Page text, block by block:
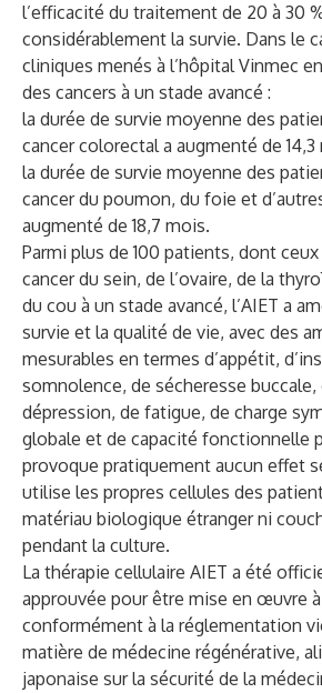
l’efficacité du traitement de 20 à 30
considérablement la survie. Dans le
cliniques menés à l’hôpital Vinmec
des cancers à un stade avancé :
la durée de survie moyenne des
cancer colorectal a augmenté de 14,3
la durée de survie moyenne des
cancer du poumon, du foie et
augmenté de 18,7 mois.
Parmi plus de 100 patients, dont
cancer du sein, de l’ovaire, de la
du cou à un stade avancé, l’AIET a
survie et la qualité de vie, avec des
mesurables en termes d’appétit,
somnolence, de sécheresse buccale,
dépression, de fatigue, de charge
globale et de capacité fonctionnelle
provoque pratiquement aucun effet
utilise les propres cellules des
matériau biologique étranger ni
pendant la culture.
La thérapie cellulaire AIET a été
approuvée pour être mise en œuvre
conformément à la réglementation
matière de médecine régénérative,
japonaise sur la sécurité de la